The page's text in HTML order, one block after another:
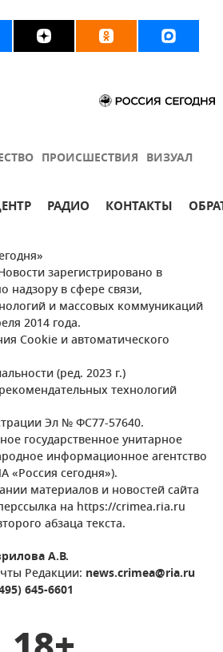
ПРОИСШЕСТВИЯ ВИЗУАЛ
РАДИО КОНТАКТЫ
зарегистрировано в
надзору в сфере связи,
и массовых коммуникаций
2014 года.
Cookie и автоматического
(ред. 2023 г.)
технологий
Эл № ФС77-57640.
государственное унитарное
информационное агентство
«Россия сегодня»).
материалов и новостей сайта
на https://crimea.ria.ru
абзаца текста.
А.В.
Редакции: news.crimea@ria.ru
645-6601